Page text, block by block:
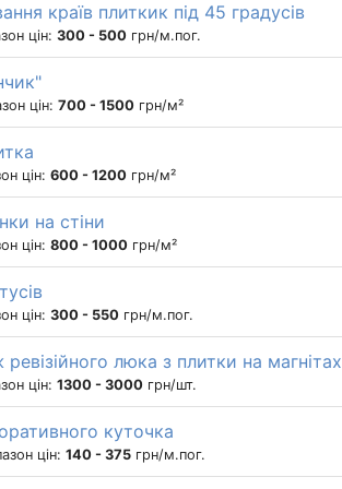
країв плиткик під 45 градусів
цін: 300 - 500 грн/м.пог.
цін: 700 - 1500 грн/м²
цін: 600 - 1200 грн/м²
на стіни
цін: 800 - 1000 грн/м²
цін: 300 - 550 грн/м.пог.
люка з плитки на магнітах
цін: 1300 - 3000 грн/шт.
куточка
цін: 140 - 375 грн/м.пог.